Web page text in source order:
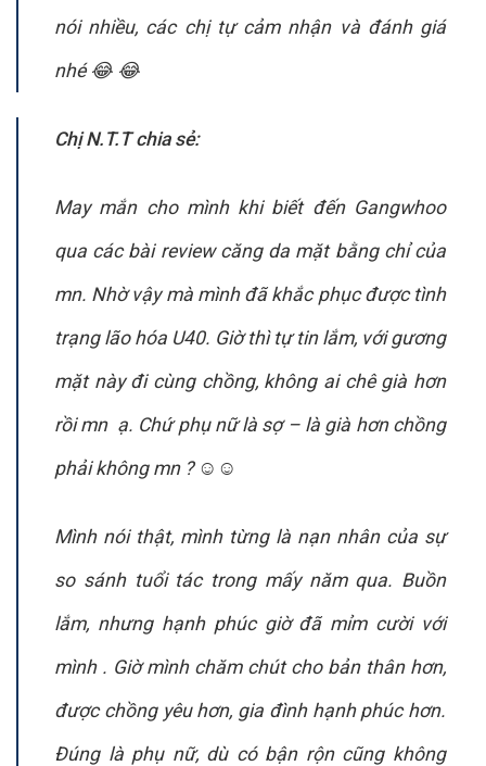
nói nhiều, các chị tự cảm nhận và đánh giá
nhé 😂 😂
Chị N.T.T chia sẻ:
May mắn cho mình khi biết đến Gangwhoo
qua các bài review căng da mặt bằng chỉ của
mn. Nhờ vậy mà mình đã khắc phục được tình
trạng lão hóa U40. Giờ thì tự tin lắm, với gương
mặt này đi cùng chồng, không ai chê già hơn
rồi mn ạ. Chứ phụ nữ là sợ – là già hơn chồng
phải không mn ? ☺️☺️
Mình nói thật, mình từng là nạn nhân của sự
so sánh tuổi tác trong mấy năm qua. Buồn
lắm, nhưng hạnh phúc giờ đã mỉm cười với
mình . Giờ mình chăm chút cho bản thân hơn,
được chồng yêu hơn, gia đình hạnh phúc hơn.
Đúng là phụ nữ, dù có bận rộn cũng không